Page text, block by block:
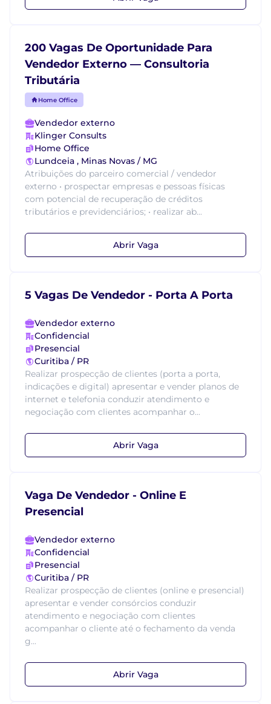
200 Vagas De Oportunidade Para
Vendedor Externo — Consultoria
Tributária
Home Office
Vendedor externo
Klinger Consults
Home Office
Lundceia , Minas Novas / MG
Atribuições do parceiro comercial / vendedor
externo • prospectar empresas e pessoas físicas
com potencial de recuperação de créditos
tributários e previdenciários; • realizar ab...
Abrir Vaga
5 Vagas De Vendedor - Porta A Porta
Vendedor externo
Confidencial
Presencial
Curitiba / PR
Realizar prospecção de clientes (porta a porta,
indicações e digital) apresentar e vender planos de
internet e telefonia conduzir atendimento e
negociação com clientes acompanhar o...
Abrir Vaga
Vaga De Vendedor - Online E
Presencial
Vendedor externo
Confidencial
Presencial
Curitiba / PR
Realizar prospecção de clientes (online e presencial)
apresentar e vender consórcios conduzir
atendimento e negociação com clientes
acompanhar o cliente até o fechamento da venda
g...
Abrir Vaga